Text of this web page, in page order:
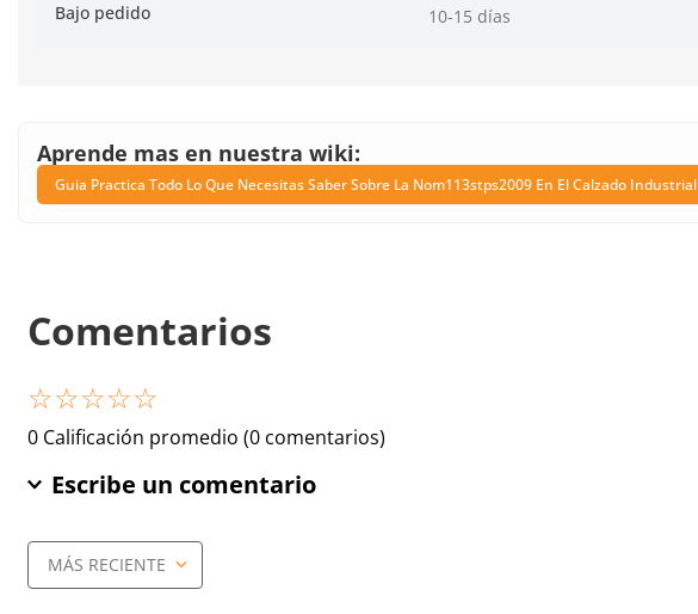
Bajo pedido 10-15 días
Aprende mas en nuestra wiki:
Guia Practica Todo Lo Que Necesitas Saber Sobre La Nom113stps2009 En El Calzado Industrial
Comentarios
☆☆☆☆☆
0 Calificación promedio (0 comentarios)
Escribe un comentario
Agregar comentario
MÁS RECIENTE